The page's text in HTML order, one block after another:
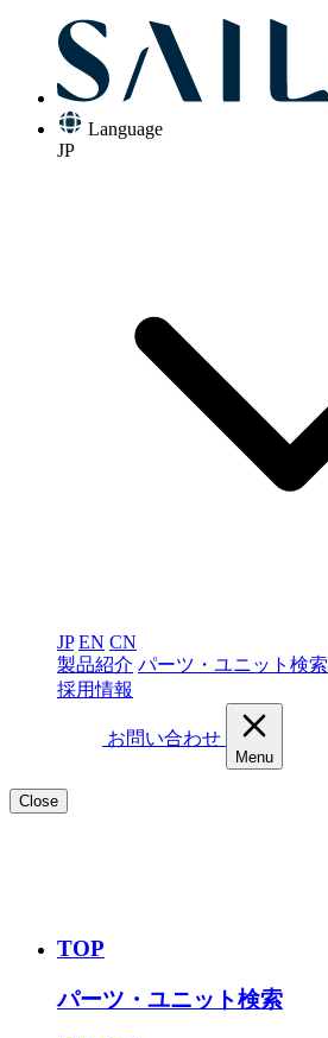
Language
JP
JP EN CN
製品紹介 パーツ・ユニット検索
採用情報
お問い合わせ
Menu
Close
TOP
パーツ・ユニット検索